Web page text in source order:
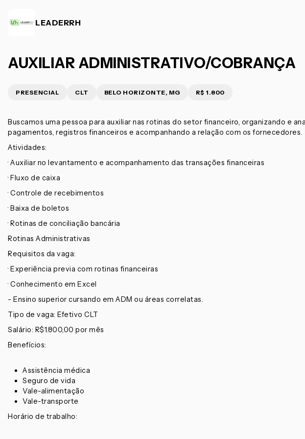
LEADERRH
AUXILIAR ADMINISTRATIVO/COBRANÇA
PRESENCIAL CLT BELO HORIZONTE, MG R$ 1.800
Buscamos uma pessoa para auxiliar nas rotinas do setor financeiro, organizando e
pagamentos, registros financeiros e acompanhando a relação com os fornecedores.
Atividades:
· Auxiliar no levantamento e acompanhamento das transações financeiras
· Fluxo de caixa
· Controle de recebimentos
· Baixa de boletos
· Rotinas de conciliação bancária
Rotinas Administrativas
Requisitos da vaga:
· Experiência previa com rotinas financeiras
· Conhecimento em Excel
- Ensino superior cursando em ADM ou áreas correlatas.
Tipo de vaga: Efetivo CLT
Salário: R$1.800,00 por mês
Benefícios:
Assistência médica
Seguro de vida
Vale-alimentação
Vale-transporte
Horário de trabalho: